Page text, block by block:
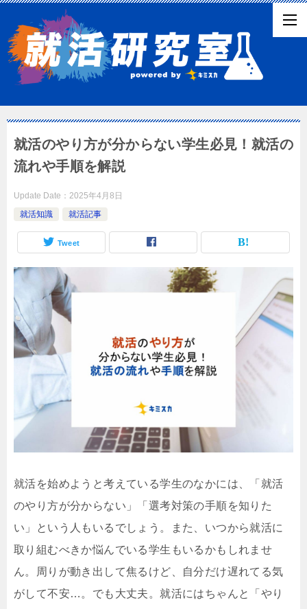
就活のやり方が分からない学生必見！就活の
流れや手順を解説
Update Date： 2025年4月8日
就活知識
就活記事
Tweet
就活を始めようと考えている学生のなかには、「就活
のやり方が分からない」「選考対策の手順を知りた
い」という人もいるでしょう。また、いつから就活に
取り組むべきか悩んでいる学生もいるかもしれませ
ん。周りが動き出して焦るけど、自分だけ遅れてる気
がして不安…。でも大丈夫。就活にはちゃんと「やり